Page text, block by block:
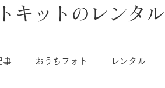
キットのレンタル
事 おうちフォト レンタル